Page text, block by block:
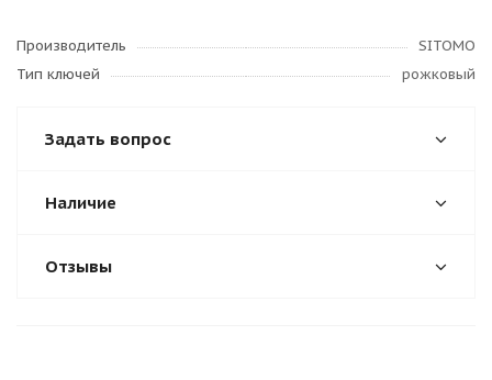
Производитель
SITOMO
Тип ключей
рожковый
Задать вопрос
Наличие
Отзывы